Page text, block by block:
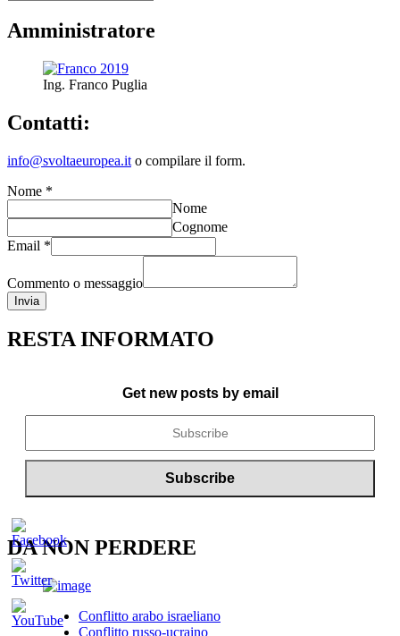
Amministratore
Ing. Franco Puglia
Contatti:
info@svoltaeuropea.it o compilare il form.
Nome *
Nome
Cognome
Email *
Commento o messaggio
Invia
RESTA INFORMATO
Get new posts by email
DA NON PERDERE
Conflitto arabo israeliano
Conflitto russo-ucraino